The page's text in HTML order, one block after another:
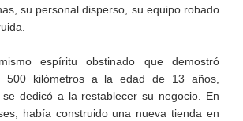
su personal disperso, su equipo robado
espíritu obstinado que demostró
500 kilómetros a la edad de 13 años,
se dedicó a la restablecer su negocio. En
había construido una nueva tienda en